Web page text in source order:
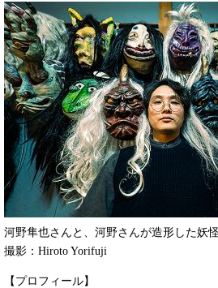
河野隼也さんと、河野さんが造形した妖
撮影：Hiroto Yorifuji
【プロフィール】